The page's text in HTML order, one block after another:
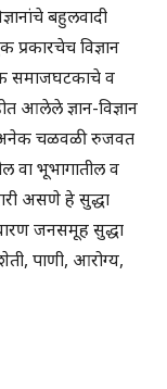
बहुलवादी
विज्ञान
समाजघटकाचे व
आलेले ज्ञान-विज्ञान
अनेक चळवळी रुजवत
वा भूभागातील व
असणे हे सुद्धा
जनसमूह सुद्धा
पाणी, आरोग्य,